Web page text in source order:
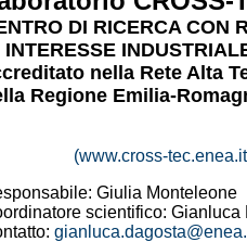
DI RICERCA CON
INTERESSE
nella Rete Alta
Regione Emilia-
(www.cross-
Giulia Monteleone
scientifico: Gianluca